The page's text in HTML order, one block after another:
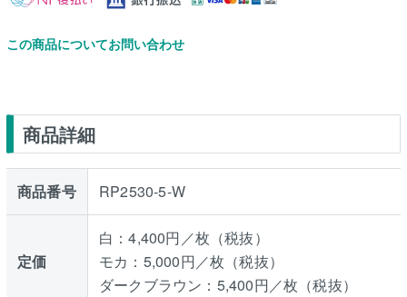
この商品についてお問い合わせ
商品詳細
商品番号 RP2530-5-W
定価
白：4,400円／枚（税抜）
モカ：5,000円／枚（税抜）
ダークブラウン：5,400円／枚（税抜）